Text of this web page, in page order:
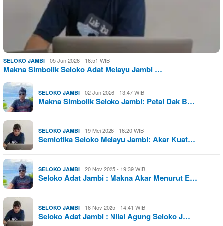
SELOKO JAMBI 05 Jun 2026 - 16:51 WIB
Makna Simbolik Seloko Adat Melayu Jambi …
SELOKO JAMBI 02 Jun 2026 - 13:47 WIB
Makna Simbolik Seloko Jambi: Petai Dak B…
SELOKO JAMBI 19 Mei 2026 - 16:20 WIB
Semiotika Seloko Melayu Jambi: Akar Kuat…
SELOKO JAMBI 20 Nov 2025 - 19:39 WIB
Seloko Adat Jambi : Makna Akar Menurut E…
SELOKO JAMBI 16 Nov 2025 - 14:41 WIB
Seloko Adat Jambi : Nilai Agung Seloko J…